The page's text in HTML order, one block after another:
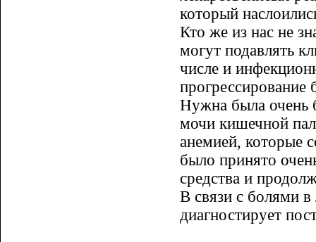
который
Кто же из нас не
могут подавлять
числе и
прогрессирование
Нужна была очень
мочи кишечной
анемией, которые
было принято
средства и
В связи с болями в
диагностирует